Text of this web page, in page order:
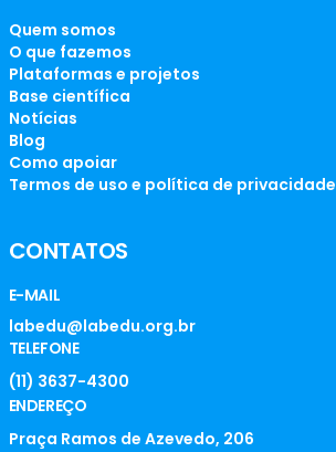
Quem somos
O que fazemos
Plataformas e projetos
Base científica
Notícias
Blog
Como apoiar
Termos de uso e política de privacidade
CONTATOS
E-MAIL
labedu@labedu.org.br
TELEFONE
(11) 3637-4300
ENDEREÇO
Praça Ramos de Azevedo, 206